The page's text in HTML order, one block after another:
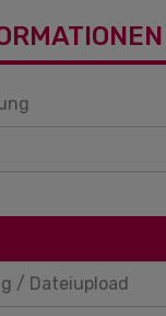
/ Dateiupload